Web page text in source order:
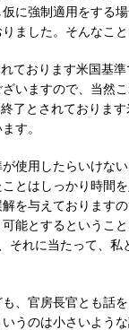
に強制適用をする
ました。そんなこ
ております米国基
いますので、当然
了とされておりま
す。
使用したらいけな
とはしっかり時間
を与えております
能とするというこ
それに当たって、
、官房長官とも話
うのは小さいよう